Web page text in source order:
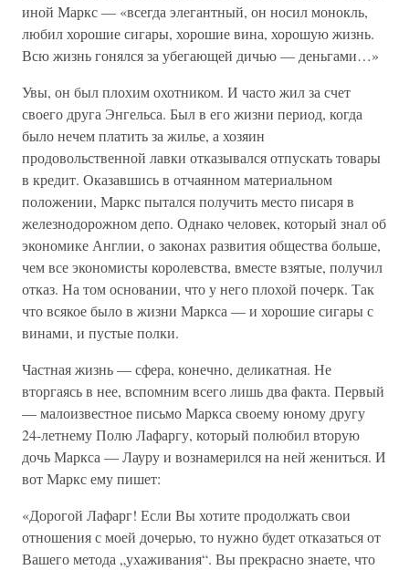
иной Маркс — «всегда элегантный, он носил монокль,
любил хорошие сигары, хорошие вина, хорошую жизнь.
Всю жизнь гонялся за убегающей дичью — деньгами…»
Увы, он был плохим охотником. И часто жил за счет
своего друга Энгельса. Был в его жизни период, когда
было нечем платить за жилье, а хозяин
продовольственной лавки отказывался отпускать товары
в кредит. Оказавшись в отчаянном материальном
положении, Маркс пытался получить место писаря в
железнодорожном депо. Однако человек, который знал об
экономике Англии, о законах развития общества больше,
чем все экономисты королевства, вместе взятые, получил
отказ. На том основании, что у него плохой почерк. Так
что всякое было в жизни Маркса — и хорошие сигары с
винами, и пустые полки.
Частная жизнь — сфера, конечно, деликатная. Не
вторгаясь в нее, вспомним всего лишь два факта. Первый
— малоизвестное письмо Маркса своему юному другу
24-летнему Полю Лафаргу, который полюбил вторую
дочь Маркса — Лауру и вознамерился на ней жениться. И
вот Маркс ему пишет:
«Дорогой Лафарг! Если Вы хотите продолжать свои
отношения с моей дочерью, то нужно будет отказаться от
Вашего метода „ухаживания“. Вы прекрасно знаете, что